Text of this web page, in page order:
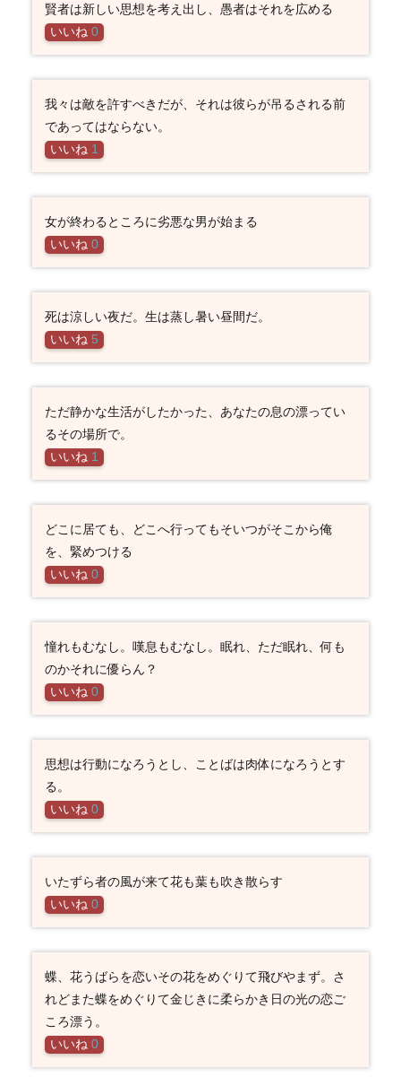
賢者は新しい思想を考え出し、愚者はそれを広める
いいね 0
我々は敵を許すべきだが、それは彼らが吊るされる前
であってはならない。
いいね 1
女が終わるところに劣悪な男が始まる
いいね 0
死は涼しい夜だ。生は蒸し暑い昼間だ。
いいね 5
ただ静かな生活がしたかった、あなたの息の漂ってい
るその場所で。
いいね 1
どこに居ても、どこへ行ってもそいつがそこから俺
を、緊めつける
いいね 0
憧れもむなし。嘆息もむなし。眠れ、ただ眠れ、何も
のかそれに優らん？
いいね 0
思想は行動になろうとし、ことばは肉体になろうとす
る。
いいね 0
いたずら者の風が来て花も葉も吹き散らす
いいね 0
蝶、花うばらを恋いその花をめぐりて飛びやまず。さ
れどまた蝶をめぐりて金じきに柔らかき日の光の恋ご
ころ漂う。
いいね 0